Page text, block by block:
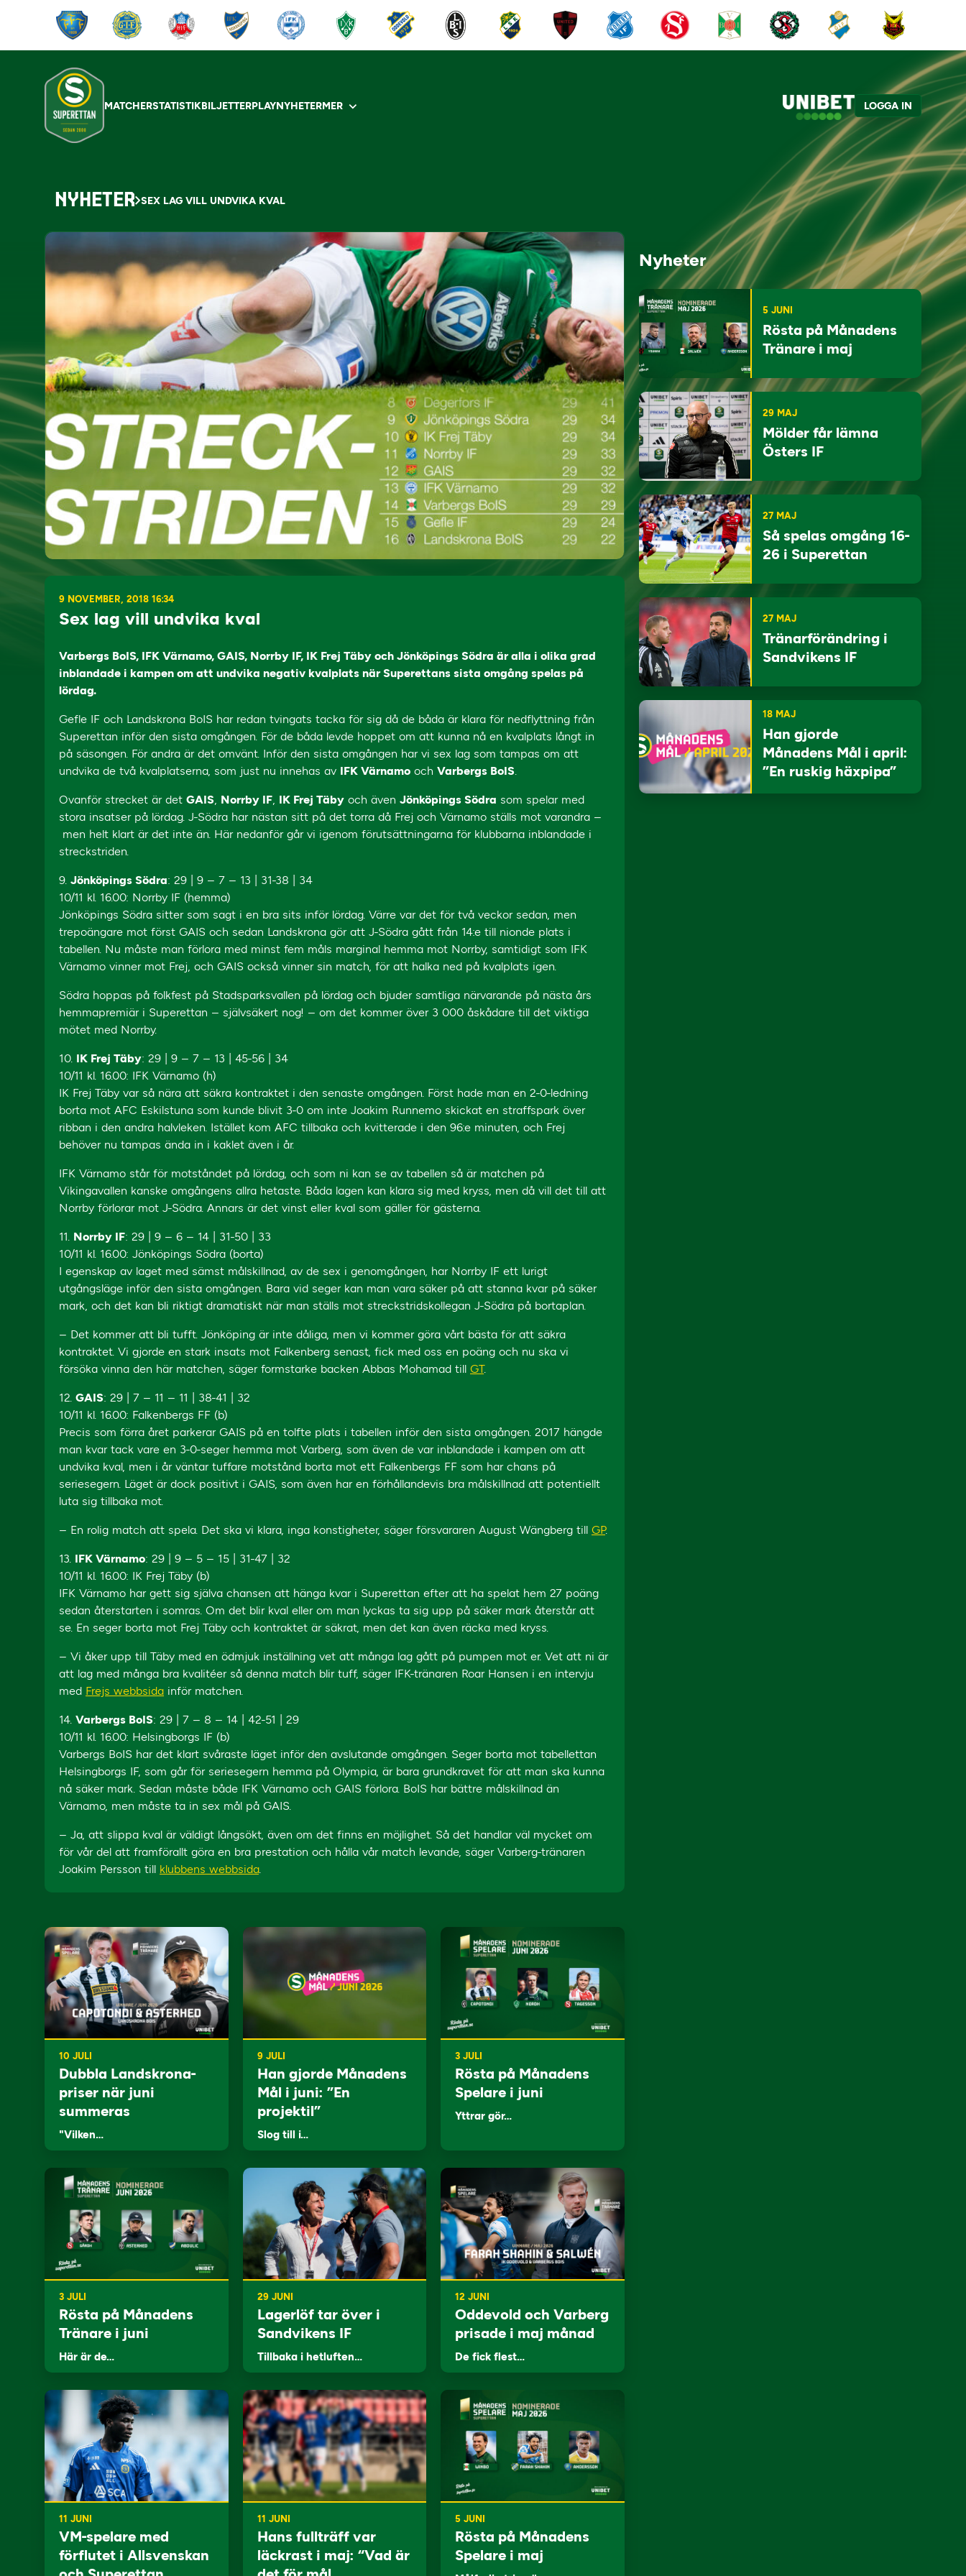
MATCHERSTATISTIKBILJETTERPLAYNYHETERMER LOGGA IN
NYHETER SEX LAG VILL UNDVIKA KVAL
9 NOVEMBER, 2018 16:34
Sex lag vill undvika kval
Varbergs BoIS, IFK Värnamo, GAIS, Norrby IF, IK Frej Täby och Jönköpings Södra är alla i olika grad
inblandade i kampen om att undvika negativ kvalplats när Superettans sista omgång spelas på
lördag.
Gefle IF och Landskrona BoIS har redan tvingats tacka för sig då de båda är klara för nedflyttning från
Superettan inför den sista omgången. För de båda levde hoppet om att kunna nå en kvalplats långt in
på säsongen. För andra är det omvänt. Inför den sista omgången har vi sex lag som tampas om att
undvika de två kvalplatserna, som just nu innehas av IFK Värnamo och Varbergs BoIS.
Ovanför strecket är det GAIS, Norrby IF, IK Frej Täby och även Jönköpings Södra som spelar med
stora insatser på lördag. J-Södra har nästan sitt på det torra då Frej och Värnamo ställs mot varandra –
men helt klart är det inte än. Här nedanför går vi igenom förutsättningarna för klubbarna inblandade i
streckstriden.
9. Jönköpings Södra: 29 | 9 – 7 – 13 | 31-38 | 34
10/11 kl. 16.00: Norrby IF (hemma)
Jönköpings Södra sitter som sagt i en bra sits inför lördag. Värre var det för två veckor sedan, men
trepoängare mot först GAIS och sedan Landskrona gör att J-Södra gått från 14:e till nionde plats i
tabellen. Nu måste man förlora med minst fem måls marginal hemma mot Norrby, samtidigt som IFK
Värnamo vinner mot Frej, och GAIS också vinner sin match, för att halka ned på kvalplats igen.
Södra hoppas på folkfest på Stadsparksvallen på lördag och bjuder samtliga närvarande på nästa års
hemmapremiär i Superettan – självsäkert nog! – om det kommer över 3 000 åskådare till det viktiga
mötet med Norrby.
10. IK Frej Täby: 29 | 9 – 7 – 13 | 45-56 | 34
10/11 kl. 16.00: IFK Värnamo (h)
IK Frej Täby var så nära att säkra kontraktet i den senaste omgången. Först hade man en 2-0-ledning
borta mot AFC Eskilstuna som kunde blivit 3-0 om inte Joakim Runnemo skickat en straffspark över
ribban i den andra halvleken. Istället kom AFC tillbaka och kvitterade i den 96:e minuten, och Frej
behöver nu tampas ända in i kaklet även i år.
IFK Värnamo står för motståndet på lördag, och som ni kan se av tabellen så är matchen på
Vikingavallen kanske omgångens allra hetaste. Båda lagen kan klara sig med kryss, men då vill det till att
Norrby förlorar mot J-Södra. Annars är det vinst eller kval som gäller för gästerna.
11. Norrby IF: 29 | 9 – 6 – 14 | 31-50 | 33
10/11 kl. 16.00: Jönköpings Södra (borta)
I egenskap av laget med sämst målskillnad, av de sex i genomgången, har Norrby IF ett lurigt
utgångsläge inför den sista omgången. Bara vid seger kan man vara säker på att stanna kvar på säker
mark, och det kan bli riktigt dramatiskt när man ställs mot streckstridskollegan J-Södra på bortaplan.
– Det kommer att bli tufft. Jönköping är inte dåliga, men vi kommer göra vårt bästa för att säkra
kontraktet. Vi gjorde en stark insats mot Falkenberg senast, fick med oss en poäng och nu ska vi
försöka vinna den här matchen, säger formstarke backen Abbas Mohamad till GT.
12. GAIS: 29 | 7 – 11 – 11 | 38-41 | 32
10/11 kl. 16.00: Falkenbergs FF (b)
Precis som förra året parkerar GAIS på en tolfte plats i tabellen inför den sista omgången. 2017 hängde
man kvar tack vare en 3-0-seger hemma mot Varberg, som även de var inblandade i kampen om att
undvika kval, men i år väntar tuffare motstånd borta mot ett Falkenbergs FF som har chans på
seriesegern. Läget är dock positivt i GAIS, som även har en förhållandevis bra målskillnad att potentiellt
luta sig tillbaka mot.
– En rolig match att spela. Det ska vi klara, inga konstigheter, säger försvararen August Wängberg till GP.
13. IFK Värnamo: 29 | 9 – 5 – 15 | 31-47 | 32
10/11 kl. 16.00: IK Frej Täby (b)
IFK Värnamo har gett sig själva chansen att hänga kvar i Superettan efter att ha spelat hem 27 poäng
sedan återstarten i somras. Om det blir kval eller om man lyckas ta sig upp på säker mark återstår att
se. En seger borta mot Frej Täby och kontraktet är säkrat, men det kan även räcka med kryss.
– Vi åker upp till Täby med en ödmjuk inställning vet att många lag gått på pumpen mot er. Vet att ni är
att lag med många bra kvalitéer så denna match blir tuff, säger IFK-tränaren Roar Hansen i en intervju
med Frejs webbsida inför matchen.
14. Varbergs BoIS: 29 | 7 – 8 – 14 | 42-51 | 29
10/11 kl. 16.00: Helsingborgs IF (b)
Varbergs BoIS har det klart svåraste läget inför den avslutande omgången. Seger borta mot tabellettan
Helsingborgs IF, som går för seriesegern hemma på Olympia, är bara grundkravet för att man ska kunna
nå säker mark. Sedan måste både IFK Värnamo och GAIS förlora. BoIS har bättre målskillnad än
Värnamo, men måste ta in sex mål på GAIS.
– Ja, att slippa kval är väldigt långsökt, även om det finns en möjlighet. Så det handlar väl mycket om
för vår del att framförallt göra en bra prestation och hålla vår match levande, säger Varberg-tränaren
Joakim Persson till klubbens webbsida.
10 JULI
Dubbla Landskrona-
priser när juni
summeras
"Vilken…
9 JULI
Han gjorde Månadens
Mål i juni: ”En
projektil”
Slog till i…
3 JULI
Rösta på Månadens
Spelare i juni
Yttrar gör…
3 JULI
Rösta på Månadens
Tränare i juni
Här är de…
29 JUNI
Lagerlöf tar över i
Sandvikens IF
Tillbaka i hetluften…
12 JUNI
Oddevold och Varberg
prisade i maj månad
De fick flest…
11 JUNI
VM-spelare med
förflutet i Allsvenskan
11 JUNI
Hans fullträff var
läckrast i maj: “Vad är
5 JUNI
Rösta på Månadens
Spelare i maj
Nyheter
5 JUNI
Rösta på Månadens
Tränare i maj
29 MAJ
Mölder får lämna
Östers IF
27 MAJ
Så spelas omgång 16-
26 i Superettan
27 MAJ
Tränarförändring i
Sandvikens IF
18 MAJ
Han gjorde
Månadens Mål i april:
”En ruskig häxpipa”